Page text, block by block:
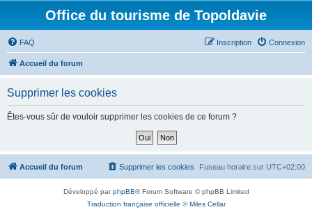
Office du tourisme de Topoldavie
FAQ Connexion
Inscription
Accueil du forum
Supprimer les cookies
Êtes-vous sûr de vouloir supprimer les cookies de ce forum ?
Accueil du forum Fuseau horaire sur UTC+02:00
Supprimer les cookies
Développé parphpBB® Forum Software © phpBB Limited
Traduction française officielle ©Miles Cellar